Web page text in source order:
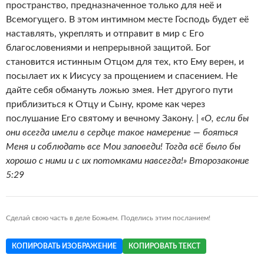
пространство, предназначенное только для неё и
Всемогущего. В этом интимном месте Господь будет её
наставлять, укреплять и отправит в мир с Его
благословениями и непрерывной защитой. Бог
становится истинным Отцом для тех, кто Ему верен, и
посылает их к Иисусу за прощением и спасением. Не
дайте себя обмануть ложью змея. Нет другого пути
приблизиться к Отцу и Сыну, кроме как через
послушание Его святому и вечному Закону. | «О, если бы
они всегда имели в сердце такое намерение — бояться
Меня и соблюдать все Мои заповеди! Тогда всё было бы
хорошо с ними и с их потомками навсегда!» Второзаконие
5:29
Сделай свою часть в деле Божьем. Поделись этим посланием!
КОПИРОВАТЬ ИЗОБРАЖЕНИЕ КОПИРОВАТЬ ТЕКСТ